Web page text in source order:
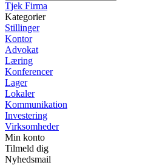
Tjek Firma
Kategorier
Stillinger
Kontor
Advokat
Læring
Konferencer
Lager
Lokaler
Kommunikation
Investering
Virksomheder
Min konto
Tilmeld dig
Nyhedsmail